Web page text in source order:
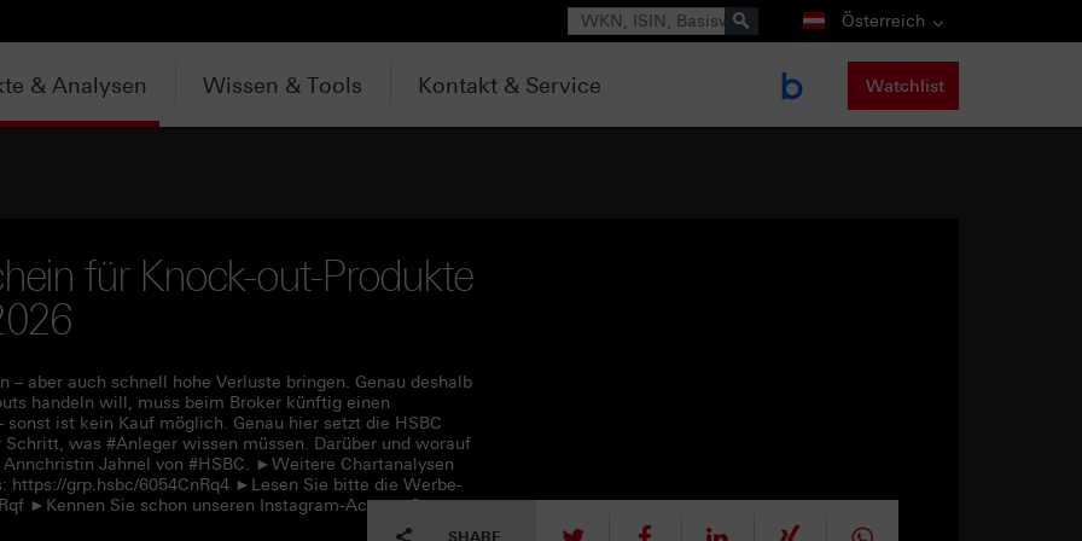
Suche Österreich
& Analysen Wissen & Tools Kontakt & Service Watchlist
für Knock-out-Produkte
aber auch schnell hohe Verluste bringen. Genau deshalb
handeln will, muss beim Broker künftig einen
ist kein Kauf möglich. Genau hier setzt die HSBC
was #Anleger wissen müssen. Darüber und worauf
Jahnel von #HSBC. ►Weitere Chartanalysen
grp.hsbc/6054CnRq4 ►Lesen Sie bitte die Werbe-
►Kennen Sie schon unseren Instagram-Account?
SHARE tweet mitteilen